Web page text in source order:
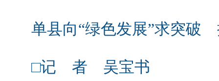
单县向“绿色发展”求突破
□记 者 吴宝书